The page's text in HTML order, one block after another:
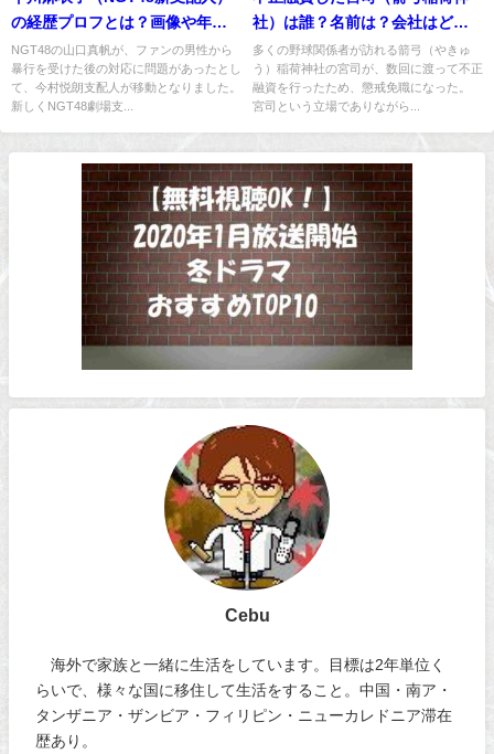
の経歴プロフとは？画像や年齢
は？真相を究明できる？
NGT48の山口真帆が、ファンの男性から
暴行を受けた後の対応に問題があったとし
て、今村悦朗支配人が移動となりました。
新しくNGT48劇場支...
社）は誰？名前は？会社はど
こ？
多くの野球関係者が訪れる箭弓（やきゅ
う）稲荷神社の宮司が、数回に渡って不正
融資を行ったため、懲戒免職になった。
宮司という立場でありながら...
Cebu
海外で家族と一緒に生活をしています。目標は2年単位く
らいで、様々な国に移住して生活をすること。中国・南ア・
タンザニア・ザンビア・フィリピン・ニューカレドニア滞在
歴あり。